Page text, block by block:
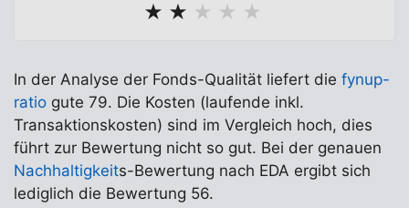
★ ★ ★ ★ ★
In der Analyse der Fonds-Qualität liefert die fynup-
ratio gute 79. Die Kosten (laufende inkl.
Transaktionskosten) sind im Vergleich hoch, dies
führt zur Bewertung nicht so gut. Bei der genauen
Nachhaltigkeits-Bewertung nach EDA ergibt sich
lediglich die Bewertung 56.